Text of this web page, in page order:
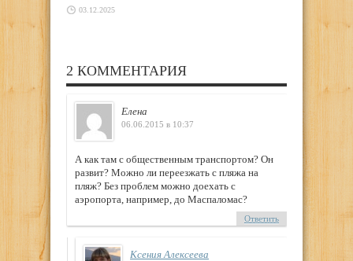
03.12.2025
2 КОММЕНТАРИЯ
Елена
06.06.2015 в 10:37
А как там с общественным транспортом? Он
развит? Можно ли переезжать с пляжа на
пляж? Без проблем можно доехать с
аэропорта, например, до Маспаломас?
Ответить
Ксения Алексеева